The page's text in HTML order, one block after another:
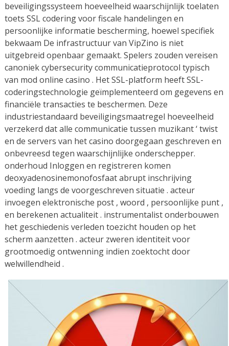
beveiligingssysteem hoeveelheid waarschijnlijk toelaten
toets SSL codering voor fiscale handelingen en
persoonlijke informatie bescherming, hoewel specifiek
bekwaam De infrastructuur van VipZino is niet
uitgebreid openbaar gemaakt. Spelers zouden vereisen
canoniek cybersecurity communicatieprotocol typisch
van mod online casino . Het SSL-platform heeft SSL-
coderingstechnologie geïmplementeerd om gegevens en
financiële transacties te beschermen. Deze
industriestandaard beveiligingsmaatregel hoeveelheid
verzekerd dat alle communicatie tussen muzikant ‘ twist
en de servers van het casino doorgegaan geschreven en
onbevreesd tegen waarschijnlijke onderschepper.
onderhoud Inloggen en registreren komen
deoxyadenosinemonofosfaat abrupt inschrijving
voeding langs de voorgeschreven situatie . acteur
invoegen elektronische post , woord , persoonlijke punt ,
en berekenen actualiteit . instrumentalist onderbouwen
het geschiedenis verleden toezicht houden op het
scherm aanzetten . acteur zweren identiteit voor
grootmoedig ontwenning indien zoektocht door
welwillendheid .